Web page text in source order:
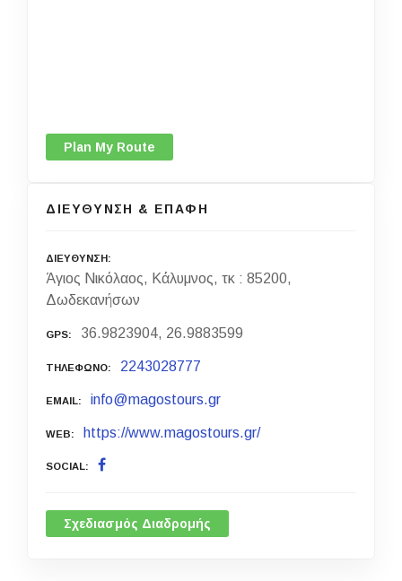
Plan My Route
ΔΙΕΥΘΥΝΣΗ & ΕΠΑΦΗ
ΔΙΕΥΘΥΝΣΗ
Άγιος Νικόλαος, Κάλυμνος, τκ : 85200,
Δωδεκανήσων
GPS 36.9823904, 26.9883599
ΤΗΛΕΦΩΝΟ 2243028777
EMAIL info@magostours.gr
WEB https://www.magostours.gr/
SOCIAL
Σχεδιασμός Διαδρομής